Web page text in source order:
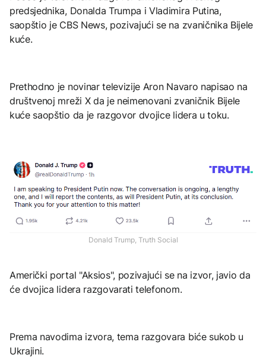
predsjednika, Donalda Trumpa i Vladimira Putina,
saopštio je CBS News, pozivajući se na zvaničnika Bijele
kuće.
Prethodno je novinar televizije Aron Navaro napisao na
društvenoj mreži X da je neimenovani zvaničnik Bijele
kuće saopštio da je razgovor dvojice lidera u toku.
Donald Trump, Truth Social
Američki portal "Aksios", pozivajući se na izvor, javio da
će dvojica lidera razgovarati telefonom.
Prema navodima izvora, tema razgovara biće sukob u
Ukrajini.